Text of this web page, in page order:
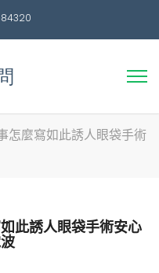
怎麼寫如此誘人眼袋手術
此誘人眼袋手術安心